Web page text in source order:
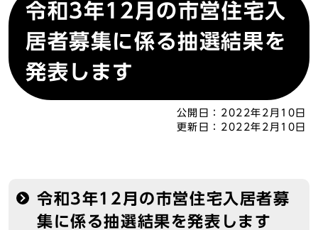
令和3年12月の市営住宅入
居者募集に係る抽選結果を
発表します
公開日： 2022年2月10日
更新日： 2022年2月10日
令和3年12月の市営住宅入居者募
集に係る抽選結果を発表します